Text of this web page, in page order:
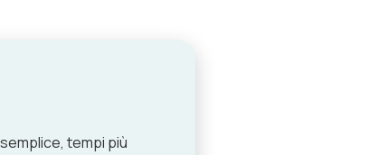
tempi più